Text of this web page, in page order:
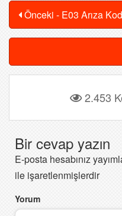
Önceki - E03 Arıza
2.453
Bir cevap yazın
E-posta hesabınız
ile işaretlenmişlerdir
Yorum